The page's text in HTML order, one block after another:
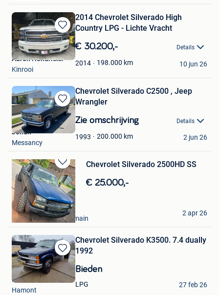
Bewaren
in
Mijn
Favorieten
2014 Chevrolet Silverado High
Country LPG - Lichte Vracht
€ 30.200,- Details
2014 198.000 km
Aaron Hendrickx
Kinrooi
10 jun 26
Bewaren
in
Mijn
Favorieten
Chevrolet Silverado C2500 , Jeep
Wrangler
Zie omschrijving Details
1993 200.000 km
Johan
Messancy
2 jun 26
Bewaren
in
Mijn
Favorieten
Chevrolet Silverado 2500HD SS
€ 25.000,-
American's mecanic
Orcq - Marquain - Lamain
2 apr 26
Bewaren
in
Mijn
Favorieten
Chevrolet Silverado K3500. 7.4 dually
1992
Bieden
LPG
Dave
Hamont
27 feb 26